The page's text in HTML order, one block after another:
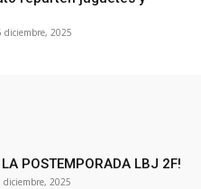
diciembre, 2025
LA POSTEMPORADA LBJ 2F!
diciembre, 2025